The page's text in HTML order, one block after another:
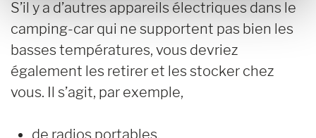
S’il y a d’autres appareils électriques dans le
camping-car qui ne supportent pas bien les
basses températures, vous devriez
également les retirer et les stocker chez
vous. Il s’agit, par exemple,